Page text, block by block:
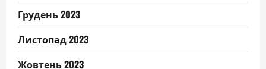
Грудень 2023
Листопад 2023
Жовтень 2023